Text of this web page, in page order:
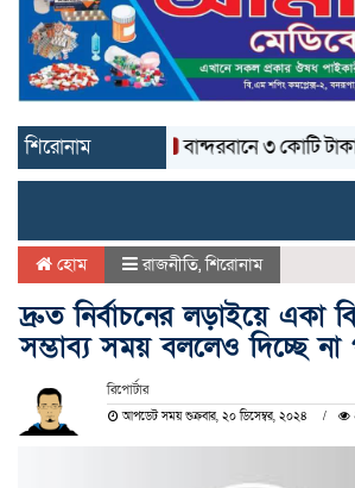
শিরোনাম বান্দরবানে ৩ কোটি টাকার
হোম রাজনীতি,শিরোনাম
দ্রুত নির্বাচনের লড়াইয়ে একা
সম্ভাব্য সময় বললেও দিচ্ছে
রিপোর্টার
আপডেট সময় শুক্রবার, ২০ ডিসেম্বর, ২০২৪